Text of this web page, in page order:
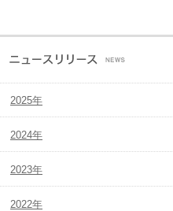
2025年
2024年
2023年
2022年